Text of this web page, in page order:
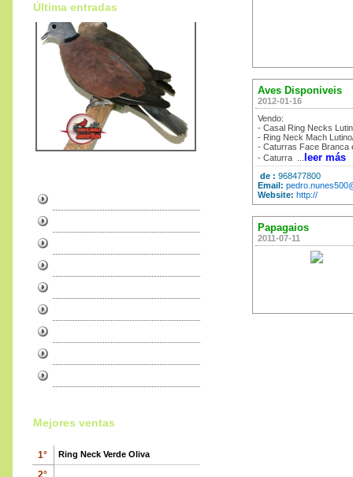
Última entradas
225
Mejores ventas
1° Ring Neck Verde Oliva
2°
Aves Disponiveis
2012-01-16
Vendo:
- Casal Ring Necks
- Ring Neck Mach
- Caturras Face Branca
- Caturra ...
leer más
de : 968477800
Email:
Website: http://
Papagaios
2011-07-11